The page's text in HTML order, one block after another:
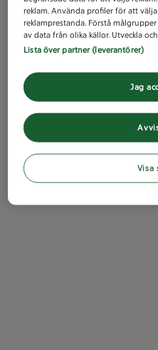
reklam. Använda profiler för att
reklamprestanda. Förstå
av data från olika källor. Utveckla
Lista över partner (leverantörer)
Jag
Visa